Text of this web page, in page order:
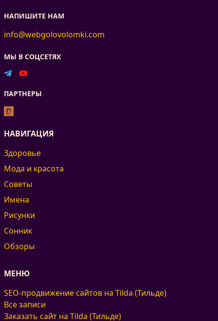
НАПИШИТЕ НАМ
info@webgolovolomki.com
МЫ В СОЦСЕТЯХ
ПАРТНЕРЫ
НАВИГАЦИЯ
Здоровье
Мода и красота
Советы
Имена
Рисунки
Сонник
Обзоры
МЕНЮ
SEO-продвижение сайтов на Tilda (Тильде)
Все записи
Заказать сайт на Tilda (Тильде)